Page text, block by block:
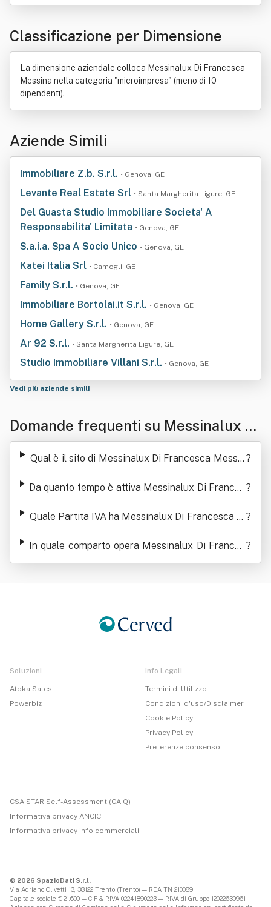
Classificazione per Dimensione
La dimensione aziendale colloca Messinalux Di Francesca
Messina nella categoria "microimpresa" (meno di 10
dipendenti).
Aziende Simili
Immobiliare Z.b. S.r.l. • Genova, GE
Levante Real Estate Srl • Santa Margherita Ligure, GE
Del Guasta Studio Immobiliare Societa' A
Responsabilita' Limitata • Genova, GE
S.a.i.a. Spa A Socio Unico • Genova, GE
Katei Italia Srl • Camogli, GE
Family S.r.l. • Genova, GE
Immobiliare Bortolai.it S.r.l. • Genova, GE
Home Gallery S.r.l. • Genova, GE
Ar 92 S.r.l. • Santa Margherita Ligure, GE
Studio Immobiliare Villani S.r.l. • Genova, GE
Vedi più aziende simili
Domande frequenti su Messinalux Di
Francesca Messina
Qual è il sito di Messinalux Di Francesca Messin ?
Da quanto tempo è attiva Messinalux Di Frances ?
Quale Partita IVA ha Messinalux Di Francesca M ?
In quale comparto opera Messinalux Di Frances
ca Messina
?
Soluzioni
Atoka Sales
Powerbiz
Info Legali
Termini di Utilizzo
Condizioni d'uso/Disclaimer
Cookie Policy
Privacy Policy
Preferenze consenso
CSA STAR Self-Assessment (CAIQ)
Informativa privacy ANCIC
Informativa privacy info commerciali
© 2026 SpazioDati S.r.l.
Via Adriano Olivetti 13, 38122 Trento (Trento) — REA TN 210089
Capitale sociale € 21.600 — C.F & P.IVA 02241890223 — P.IVA di Gruppo 12022630961